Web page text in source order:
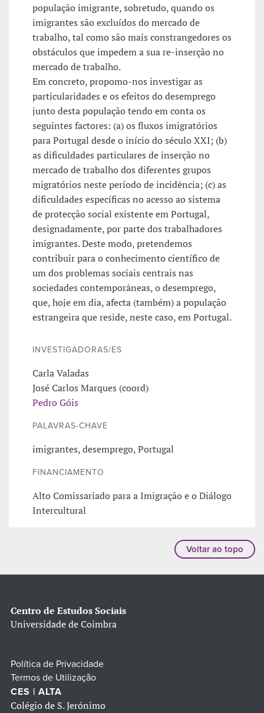
população imigrante, sobretudo, quando os
imigrantes são excluídos do mercado de
trabalho, tal como são mais constrangedores os
obstáculos que impedem a sua re-inserção no
mercado de trabalho.
Em concreto, propomo-nos investigar as
particularidades e os efeitos do desemprego
junto desta população tendo em conta os
seguintes factores: (a) os fluxos imigratórios
para Portugal desde o início do século XXI; (b)
as dificuldades particulares de inserção no
mercado de trabalho dos diferentes grupos
migratórios neste período de incidência; (c) as
dificuldades específicas no acesso ao sistema
de protecção social existente em Portugal,
designadamente, por parte dos trabalhadores
imigrantes. Deste modo, pretendemos
contribuir para o conhecimento científico de
um dos problemas sociais centrais nas
sociedades contemporâneas, o desemprego,
que, hoje em dia, afecta (também) a população
estrangeira que reside, neste caso, em Portugal.
INVESTIGADORAS/ES
Carla Valadas
José Carlos Marques (coord)
Pedro Góis
PALAVRAS-CHAVE
imigrantes, desemprego, Portugal
FINANCIAMENTO
Alto Comissariado para a Imigração e o Diálogo
Intercultural
Voltar ao topo
Centro de Estudos Sociais
Universidade de Coimbra
Política de Privacidade
Termos de Utilização
CES | ALTA
Colégio de S. Jerónimo